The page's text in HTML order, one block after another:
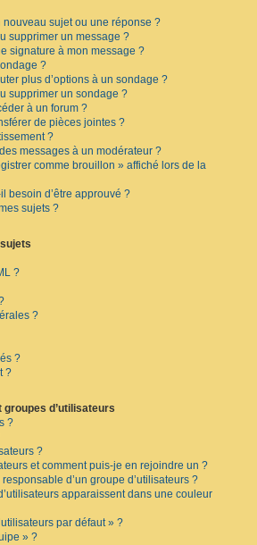
sujet ou une réponse ?
supprimer un message ?
signature à mon message ?
?
plus d’options à un sondage ?
supprimer un sondage ?
à un forum ?
de pièces jointes ?
?
messages à un modérateur ?
comme brouillon » affiché lors de la
besoin d’être approuvé ?
sujets ?
?
?
?
?
d’utilisateurs
?
?
et comment puis-je en rejoindre un ?
d’un groupe d’utilisateurs ?
apparaissent dans une couleur
par défaut » ?
» ?